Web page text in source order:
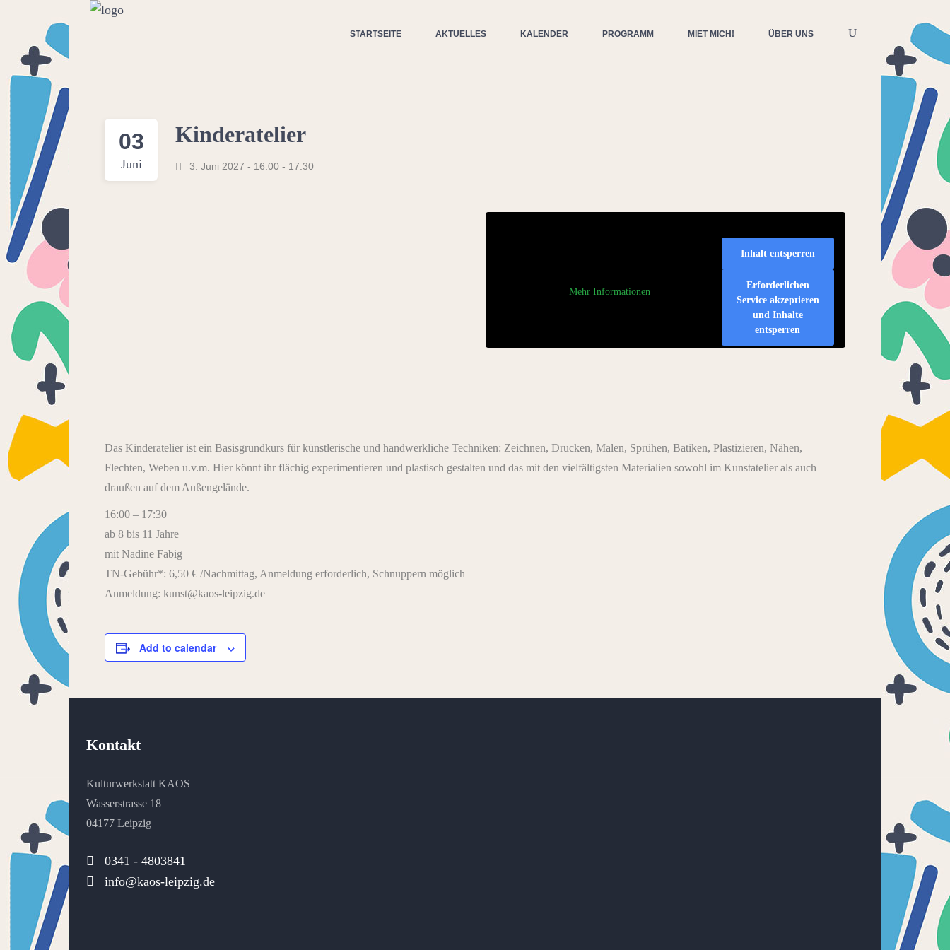
STARTSEITE AKTUELLES KALENDER PROGRAMM MIET MICH! ÜBER UNS
03
Juni
Kinderatelier
3. Juni 2027 - 16:00 - 17:30
Mehr Informationen
Inhalt entsperren
Erforderlichen
Service akzeptieren
und Inhalte
entsperren
Das Kinderatelier ist ein Basisgrundkurs für künstlerische und handwerkliche Techniken: Zeichnen, Drucken, Malen, Sprühen, Batiken, Plastizieren, Nähen,
Flechten, Weben u.v.m. Hier könnt ihr flächig experimentieren und plastisch gestalten und das mit den vielfältigsten Materialien sowohl im Kunstatelier als auch
draußen auf dem Außengelände.
16:00 – 17:30
ab 8 bis 11 Jahre
mit Nadine Fabig
TN-Gebühr*: 6,50 € /Nachmittag, Anmeldung erforderlich, Schnuppern möglich
Anmeldung: kunst@kaos-leipzig.de
Add to calendar
Kontakt
Kulturwerkstatt KAOS
Wasserstrasse 18
04177 Leipzig
0341 - 4803841
info@kaos-leipzig.de